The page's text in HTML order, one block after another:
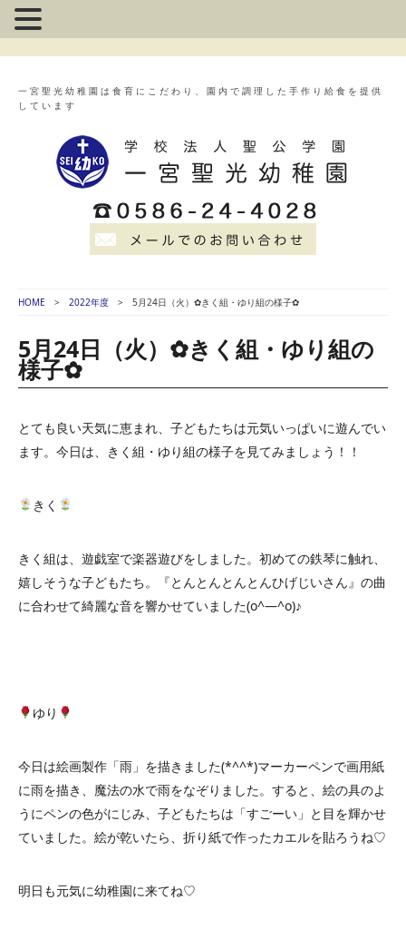
一宮聖光幼稚園は食育にこだわり、園内で調理した手作り給食を提供
しています
HOME 2022年度 5月24日（火）✿きく組・ゆり組の様子✿
5月24日（火）✿きく組・ゆり組の
様子✿
とても良い天気に恵まれ、子どもたちは元気いっぱいに遊んでい
ます。今日は、きく組・ゆり組の様子を見てみましょう！！
きく
きく組は、遊戯室で楽器遊びをしました。初めての鉄琴に触れ、
嬉しそうな子どもたち。『とんとんとんとんひげじいさん』の曲
に合わせて綺麗な音を響かせていました(o^―^o)♪
ゆり
今日は絵画製作「雨」を描きました(*^^*)マーカーペンで画用紙
に雨を描き、魔法の水で雨をなぞりました。すると、絵の具のよ
うにペンの色がにじみ、子どもたちは「すごーい」と目を輝かせ
ていました。絵が乾いたら、折り紙で作ったカエルを貼ろうね♡
明日も元気に幼稚園に来てね♡